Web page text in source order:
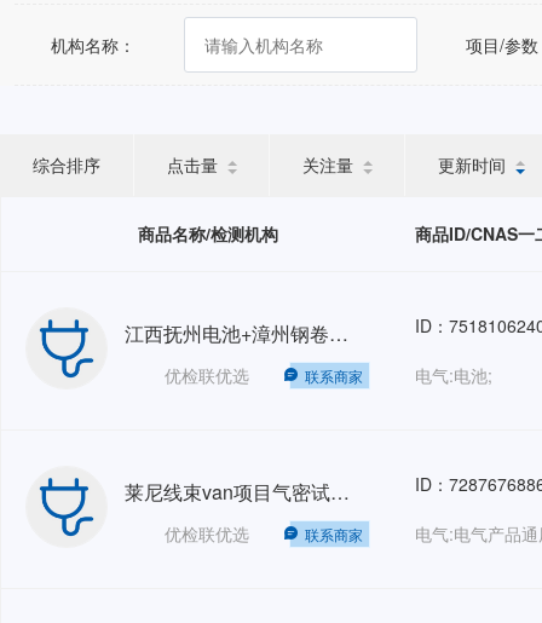
机构名称： 项目/参
综合排序 点击量 关注量 更新时间
商品名称/检测机构 商品ID/CNAS一
江西抚州电池+漳州钢卷+株洲FAT+ 巴基斯坦SA JDW 杭州+中国能源建设集团浙江 岱山鱼山等人力外包202606GZ HRO
优检联优选 联系商家
ID：
电气:电池;
莱尼线束van项目气密试验人力外包TJ-HRO
优检联优选 联系商家
ID：
电气:电气产品